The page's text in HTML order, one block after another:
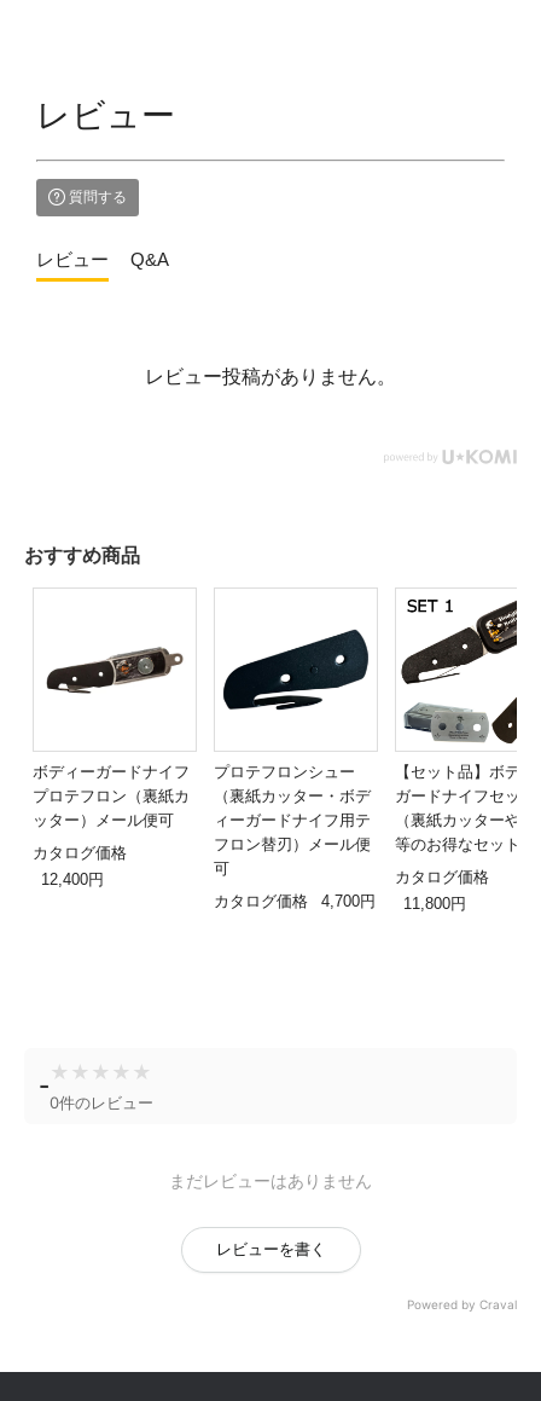
レビュー
質問する
レビュー Q&A
レビュー投稿がありません。
おすすめ商品
ボディーガードナイフ
プロテフロン（裏紙カ
ッター）メール便可
カタログ価格
12,400円
プロテフロンシュー
（裏紙カッター・ボデ
ィーガードナイフ用テ
フロン替刃）メール便
可
カタログ価格
4,700円
【セット品】ボディ
ガードナイフセット
（裏紙カッターや替
等のお得なセット）
カタログ価格
11,800円
- ★ ★ ★ ★ ★
0件のレビュー
まだレビューはありません
レビューを書く
Powered by Craval